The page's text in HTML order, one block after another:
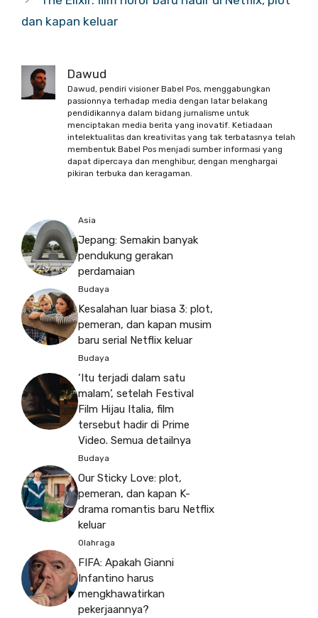
dan kapan keluar
Dawud
Dawud, pendiri visioner Babel Pos, menggabungkan
passionnya terhadap media dengan latar belakang
pendidikannya dalam bidang jurnalisme untuk
menciptakan media berita yang inovatif. Ketiadaan
intelektualitas dan kreativitas yang tak terbatasnya telah
membentuk Babel Pos menjadi sumber informasi yang
dapat dipercaya dan menghibur, dengan menghargai
pikiran terbuka dan keragaman.
Asia
Jepang: Semakin banyak
pendukung gerakan
perdamaian
Budaya
Kesalahan luar biasa 3: plot,
pemeran, dan kapan musim
baru serial Netflix keluar
Budaya
‘Itu terjadi dalam satu
malam’, setelah Festival
Film Hijau Italia, film
tersebut hadir di Prime
Video. Semua detailnya
Budaya
Our Sticky Love: plot,
pemeran, dan kapan K-
drama romantis baru Netflix
keluar
Olahraga
FIFA: Apakah Gianni
Infantino harus
mengkhawatirkan
pekerjaannya?